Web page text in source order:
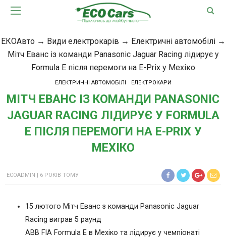
ЕКОАвто→ Види електрокарів → Електричні автомобілі→
Мітч Еванс із команди Panasonic Jaguar Racing лідирує у
Formula Е після перемоги на E-Prix у Мехіко
ЕЛЕКТРИЧНІ АВТОМОБІЛІ ЕЛЕКТРОКАРИ
МІТЧ ЕВАНС ІЗ КОМАНДИ PANASONIC
JAGUAR RACING ЛІДИРУЄ У FORMULA
Е ПІСЛЯ ПЕРЕМОГИ НА E-PRIX У
МЕХІКО
ECOADMIN 6 РОКІВ ТОМУ
15 лютого Мітч Еванс з команди Panasonic Jaguar
Racing виграв 5 раунд
ABB FIA Formula E в Мехіко та лідирує у чемпіонаті